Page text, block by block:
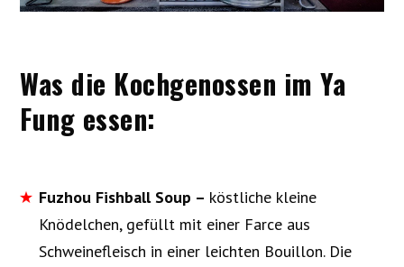
Was die Kochgenossen im Ya
Fung essen:
Fuzhou Fishball Soup – köstliche kleine
Knödelchen, gefüllt mit einer Farce aus
Schweinefleisch in einer leichten Bouillon. Die